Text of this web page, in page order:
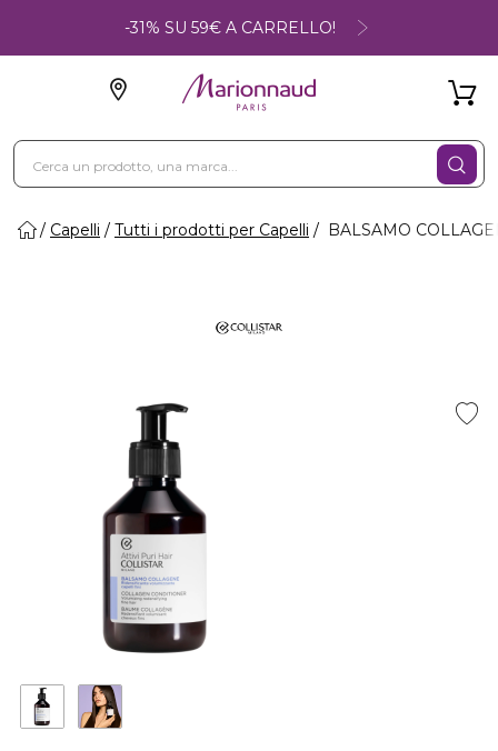
-31% SU 59€ A CARRELLO!
Capelli Tutti i prodotti per Capelli BALSAMO